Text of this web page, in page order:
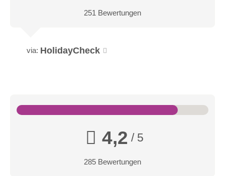
251 Bewertungen
via: HolidayCheck
4,2 / 5
285 Bewertungen